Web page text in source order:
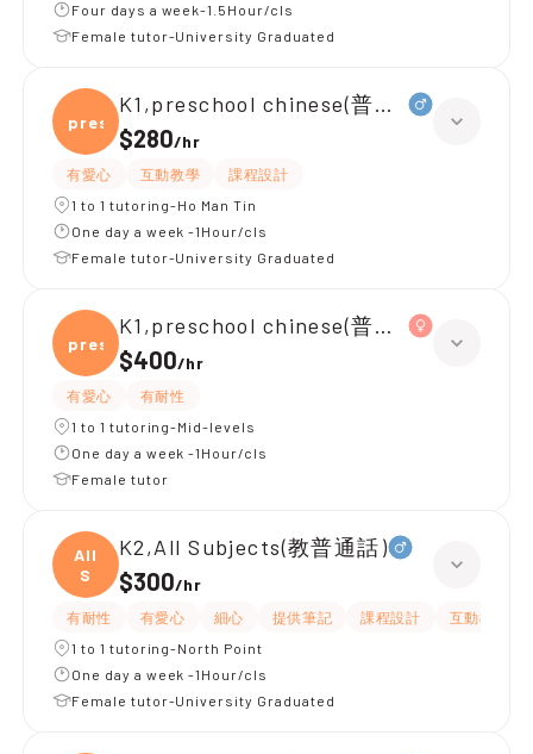
Four days a week-1.5Hour/cls
Female tutor-University Graduated
presc
K1,preschool chinese(普通話)
$280/hr
有愛心 互動教學
課程設計
1 to 1 tutoring-Ho Man Tin
One day a week -1Hour/cls
Female tutor-University Graduated
presc
K1,preschool chinese(普通話)
$400/hr
有愛心
有耐性
1 to 1 tutoring-Mid-levels
One day a week -1Hour/cls
Female tutor
All
S
K2,All Subjects(教普通話)
$300/hr
有耐性 有愛心 細心 提供筆記 課程設計
互動教學
1 to 1 tutoring-North Point
One day a week -1Hour/cls
Female tutor-University Graduated